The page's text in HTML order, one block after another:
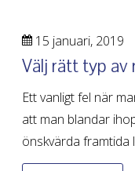
15 januari, 2019
Välj rätt typ av
Ett vanligt fel när
att man blandar
önskvärda framtida